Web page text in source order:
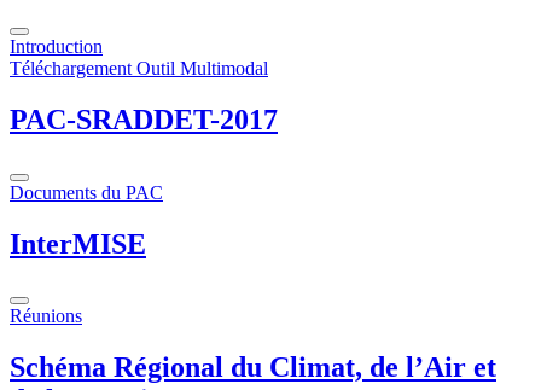
Introduction
Téléchargement Outil Multimodal
PAC-SRADDET-2017
Documents du PAC
InterMISE
Réunions
Schéma Régional du Climat, de l’Air et